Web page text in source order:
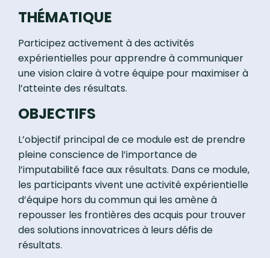
THÉMATIQUE
Participez activement à des activités
expérientielles pour apprendre à communiquer
une vision claire à votre équipe pour maximiser à
l’atteinte des résultats.
OBJECTIFS
L’objectif principal de ce module est de prendre
pleine conscience de l’importance de
l’imputabilité face aux résultats. Dans ce module,
les participants vivent une activité expérientielle
d’équipe hors du commun qui les amène à
repousser les frontières des acquis pour trouver
des solutions innovatrices à leurs défis de
résultats.